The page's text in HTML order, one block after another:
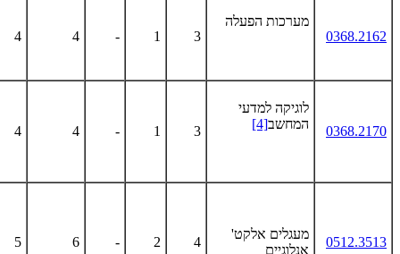
0368.2162
מערכות הפעלה
3
1
-
4
4
0368.2170
לוגיקה למדעי
המחשב[4]
3
1
-
4
4
0512.3513
מעגלים אלקט'
אנלוגיים
4
2
-
6
5